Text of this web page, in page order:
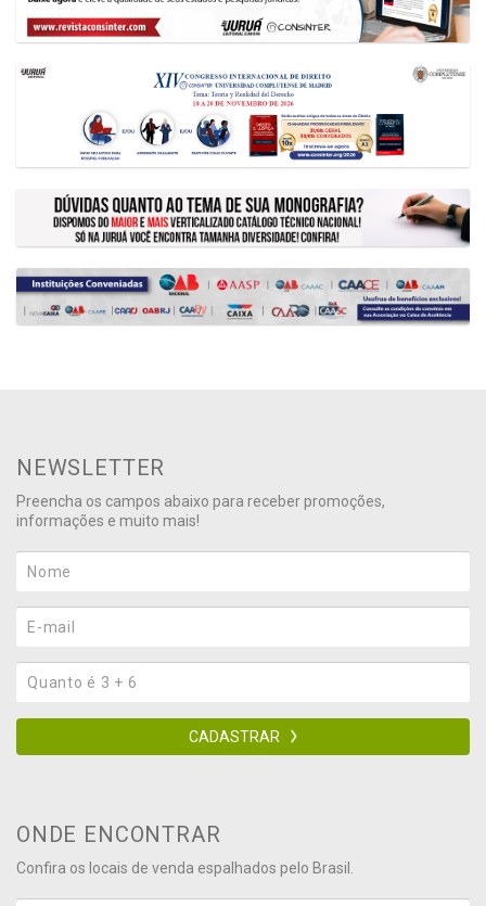
NEWSLETTER
Preencha os campos abaixo para receber promoções,
informações e muito mais!
CADASTRAR
ONDE ENCONTRAR
Confira os locais de venda espalhados pelo Brasil.